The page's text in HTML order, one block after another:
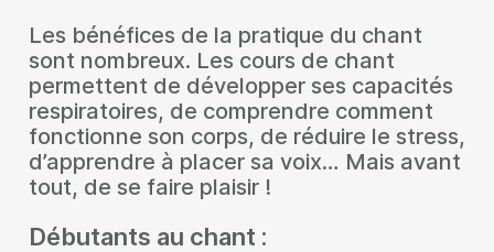
Les bénéfices de la pratique du chant
sont nombreux. Les cours de chant
permettent de développer ses capacités
respiratoires, de comprendre comment
fonctionne son corps, de réduire le stress,
d’apprendre à placer sa voix… Mais avant
tout, de se faire plaisir !
Débutants au chant :